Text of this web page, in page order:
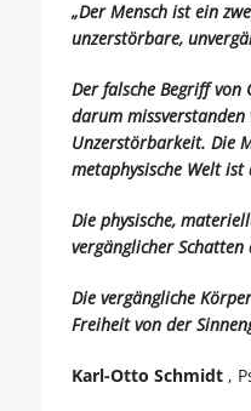
„Der Mensch ist ein
unzerstörbare,
Der falsche Begriff
darum
Unzerstörbarkeit. Die
metaphysische Welt
Die physische,
vergänglicher
Die vergängliche
Freiheit von der
Karl-Otto Schmidt,